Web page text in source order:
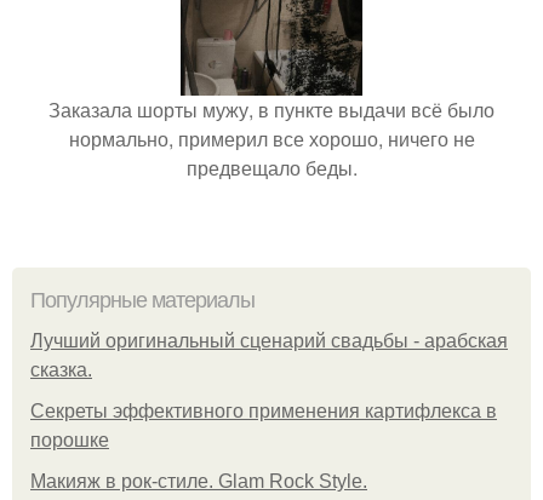
Заказала шорты мужу, в пункте выдачи всё было
нормально, примерил все хорошо, ничего не
предвещало беды.
Популярные материалы
Лучший оригинальный сценарий свадьбы - арабская
сказка.
Секреты эффективного применения картифлекса в
порошке
Макияж в рок-стиле. Glam Rock Style.